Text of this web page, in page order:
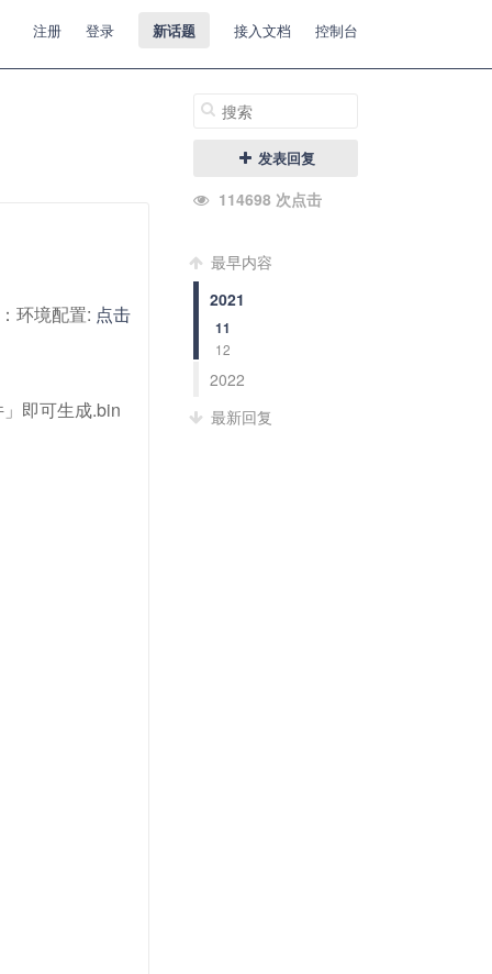
注册 登录 新话题 接入文档 控制台
发表回复
114698 次点击
最早内容
2021
11
12
2022
最新回复
环境配置: 点击
即可生成.bin